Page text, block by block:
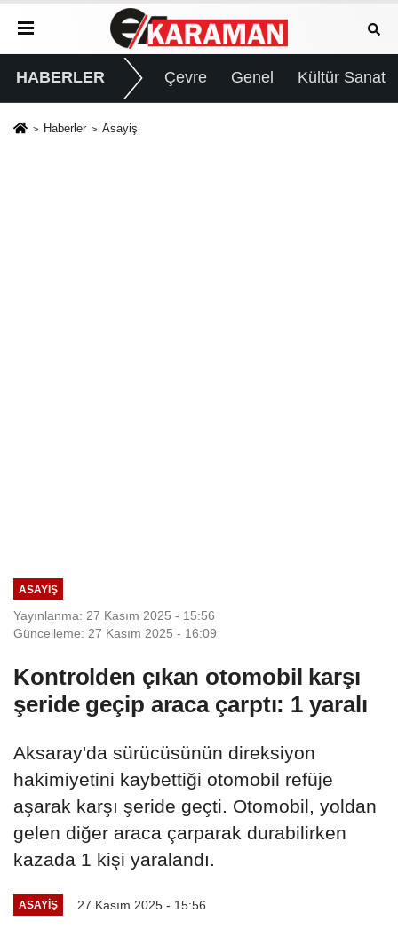
HABERLER Çevre Genel Kültür Sanat
Haberler Asayiş
ASAYIŞ
Yayınlanma: 27 Kasım 2025 - 15:56
Güncelleme: 27 Kasım 2025 - 16:09
Kontrolden çıkan otomobil karşı
şeride geçip araca çarptı: 1 yaralı
Aksaray'da sürücüsünün direksiyon
hakimiyetini kaybettiği otomobil refüje
aşarak karşı şeride geçti. Otomobil, yoldan
gelen diğer araca çarparak durabilirken
kazada 1 kişi yaralandı.
ASAYIŞ 27 Kasım 2025 - 15:56